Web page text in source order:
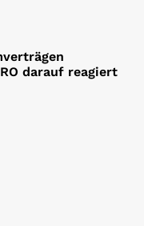
darauf reagiert